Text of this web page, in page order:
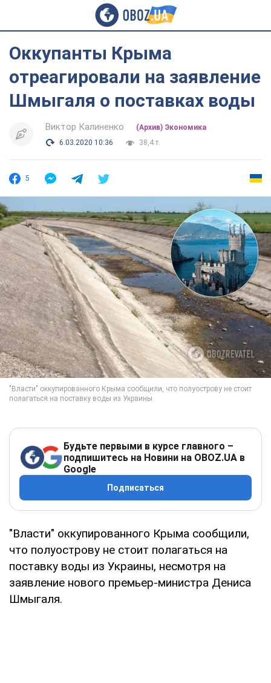
Оккупанты Крыма
отреагировали на заявление
Шмыгаля о поставках воды
Виктор Калиненко
(Архив) Экономика
6.03.2020 10:36
38,4 т.
5
Будьте первыми в курсе главного –
подпишитесь на Новини на OBOZ.UA в
Google
Подписаться
"Власти" оккупированного Крыма сообщили,
что полуострову не стоит полагаться на
поставку воды из Украины, несмотря на
заявление нового премьер-министра Дениса
Шмыгаля.